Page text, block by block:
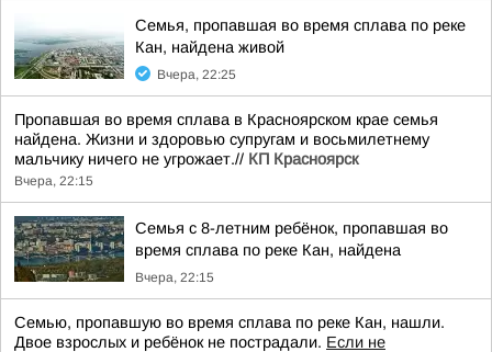
Семья, пропавшая во время сплава по реке
Кан, найдена живой
Вчера, 22:25
Пропавшая во время сплава в Красноярском крае семья
найдена. Жизни и здоровью супругам и восьмилетнему
мальчику ничего не угрожает.// КП Красноярск
Вчера, 22:15
Семья с 8-летним ребёнок, пропавшая во
время сплава по реке Кан, найдена
Вчера, 22:15
Семью, пропавшую во время сплава по реке Кан, нашли.
Двое взрослых и ребёнок не пострадали. Если не